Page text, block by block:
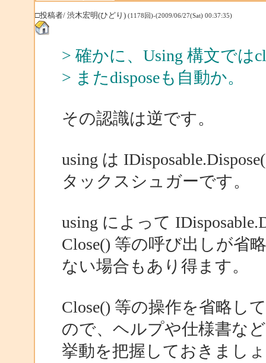
□投稿者/ 渋木宏明(ひどり) (1178回)-(2009/06/27(Sat) 00:37:35)
> 確かに、Using 構文では
> またdisposeも自動か。
その認識は逆です。
using は
タックスシュガーです。
using によって
Close() 等の呼び出しが省
ない場合もあり得ます。
Close() 等の操作を省略し
ので、ヘルプや仕様書な
挙動を把握しておきまし